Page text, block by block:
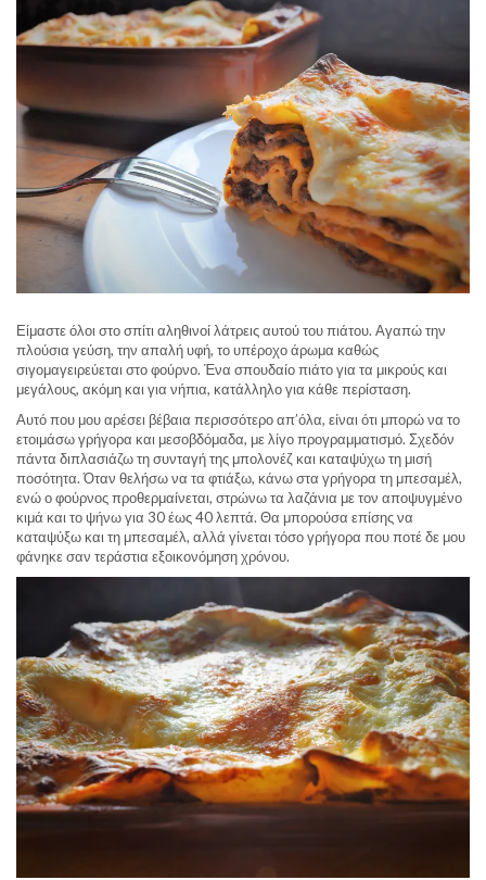
Είμαστε όλοι στο σπίτι αληθινοί λάτρεις αυτού του πιάτου. Αγαπώ την
πλούσια γεύση, την απαλή υφή, το υπέροχο άρωμα καθώς
σιγομαγειρεύεται στο φούρνο. Ένα σπουδαίο πιάτο για τα μικρούς και
μεγάλους, ακόμη και για νήπια, κατάλληλο για κάθε περίσταση.
Αυτό που μου αρέσει βέβαια περισσότερο απ’όλα, είναι ότι μπορώ να το
ετοιμάσω γρήγορα και μεσοβδόμαδα, με λίγο προγραμματισμό. Σχεδόν
πάντα διπλασιάζω τη συνταγή της μπολονέζ και καταψύχω τη μισή
ποσότητα. Όταν θελήσω να τα φτιάξω, κάνω στα γρήγορα τη μπεσαμέλ,
ενώ ο φούρνος προθερμαίνεται, στρώνω τα λαζάνια με τον αποψυγμένο
κιμά και το ψήνω για 30 έως 40 λεπτά. Θα μπορούσα επίσης να
καταψύξω και τη μπεσαμέλ, αλλά γίνεται τόσο γρήγορα που ποτέ δε μου
φάνηκε σαν τεράστια εξοικονόμηση χρόνου.